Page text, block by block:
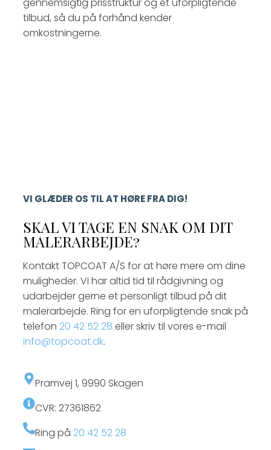
tilbud, så du på forhånd kender
omkostningerne.
VI GLÆDER OS TIL AT HØRE FRA DIG!
SKAL VI TAGE EN SNAK OM DIT
MALERARBEJDE?
Kontakt TOPCOAT A/S for at høre mere om dine
muligheder. Vi har altid tid til rådgivning og
udarbejder gerne et personligt tilbud på dit
malerarbejde. Ring for en uforpligtende snak på
telefon 20 42 52 28 eller skriv til vores e-mail
info@topcoat.dk.
​Pramvej 1, ​9990 Skagen
CVR: 27361862
Ring på 20 42 52 28